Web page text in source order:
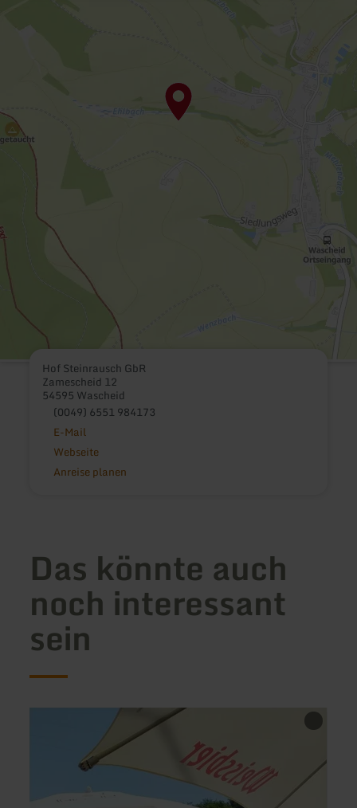
Hof Steinrausch GbR
Zamescheid 12
54595 Wascheid
(0049) 6551 984173
E-Mail
Webseite
Anreise planen
Das könnte auch
noch interessant
sein
Cafe